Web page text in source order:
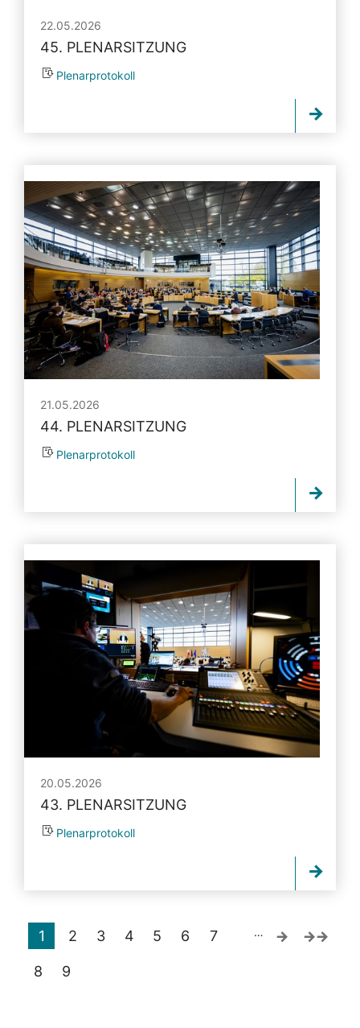
22.05.2026
45. PLENARSITZUNG
Plenarprotokoll
21.05.2026
44. PLENARSITZUNG
Plenarprotokoll
20.05.2026
43. PLENARSITZUNG
Plenarprotokoll
1 2 3 4 5 6 7
8 9
…